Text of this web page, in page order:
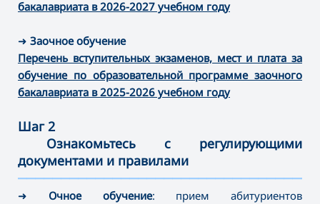
бакалавриата в 2026-2027 учебном году
➜ Заочное обучение
Перечень вступительных экзаменов, мест и плата за
обучение по образовательной программе заочного
бакалавриата в 2025-2026 учебном году
Шаг 2
Ознакомьтесь с регулирующими
документами и правилами
➜ Очное обучение: прием абитуриентов